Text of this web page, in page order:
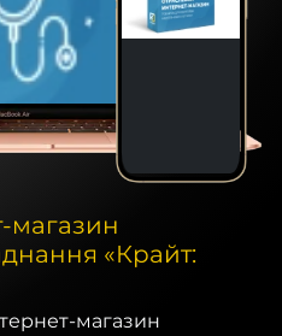
магазин
«Крайт:
магазин